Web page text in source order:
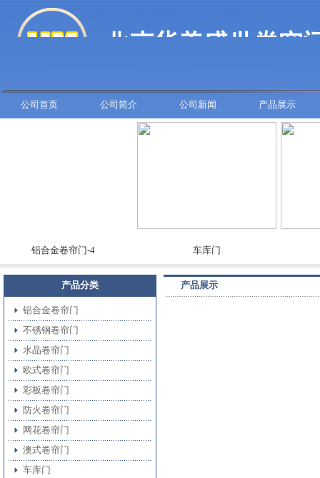
公司首页 公司简介 公司新闻 产品展示
铝合金卷帘门-4 车库门
产品分类
铝合金卷帘门
不锈钢卷帘门
水晶卷帘门
欧式卷帘门
彩板卷帘门
防火卷帘门
网花卷帘门
澳式卷帘门
车库门
产品展示